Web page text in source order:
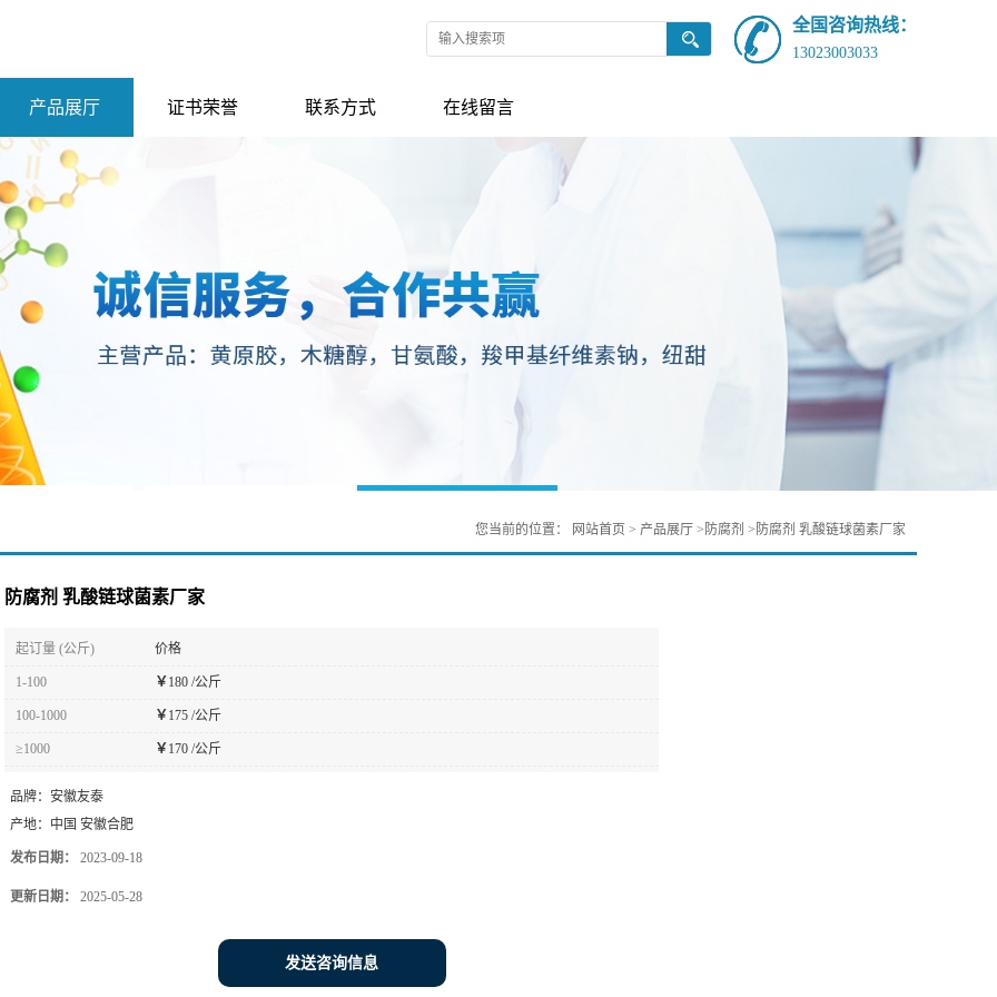
全国咨询热线：
13023003033
产品展厅 证书荣誉 联系方式 在线留言
您当前的位置： 网站首页 > 产品展厅 > 防腐剂 > 防腐剂 乳酸链球菌素厂家
防腐剂 乳酸链球菌素厂家
起订量 (公斤) 价格
1-100 ￥180 /公斤
100-1000 ￥175 /公斤
≥1000 ￥170 /公斤
品牌： 安徽友泰
产地： 中国 安徽合肥
发布日期： 2023-09-18
更新日期： 2025-05-28
发送咨询信息